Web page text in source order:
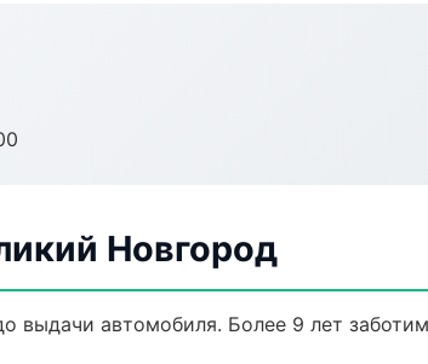
Новгород
выдачи автомобиля. Более 9 лет